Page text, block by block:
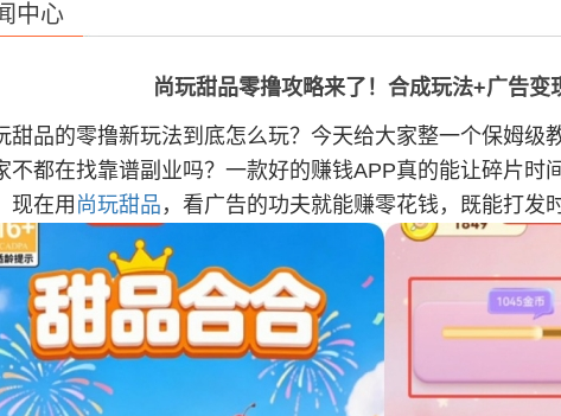
中心
尚玩甜品零撸攻略来了！合成玩法+广告变
甜品的零撸新玩法到底怎么玩？今天给大家整一个保姆级
不都在找靠谱副业吗？一款好的赚钱APP真的能让碎片
现在用 尚玩甜品 ，看广告的功夫就能赚零花钱，既能打发